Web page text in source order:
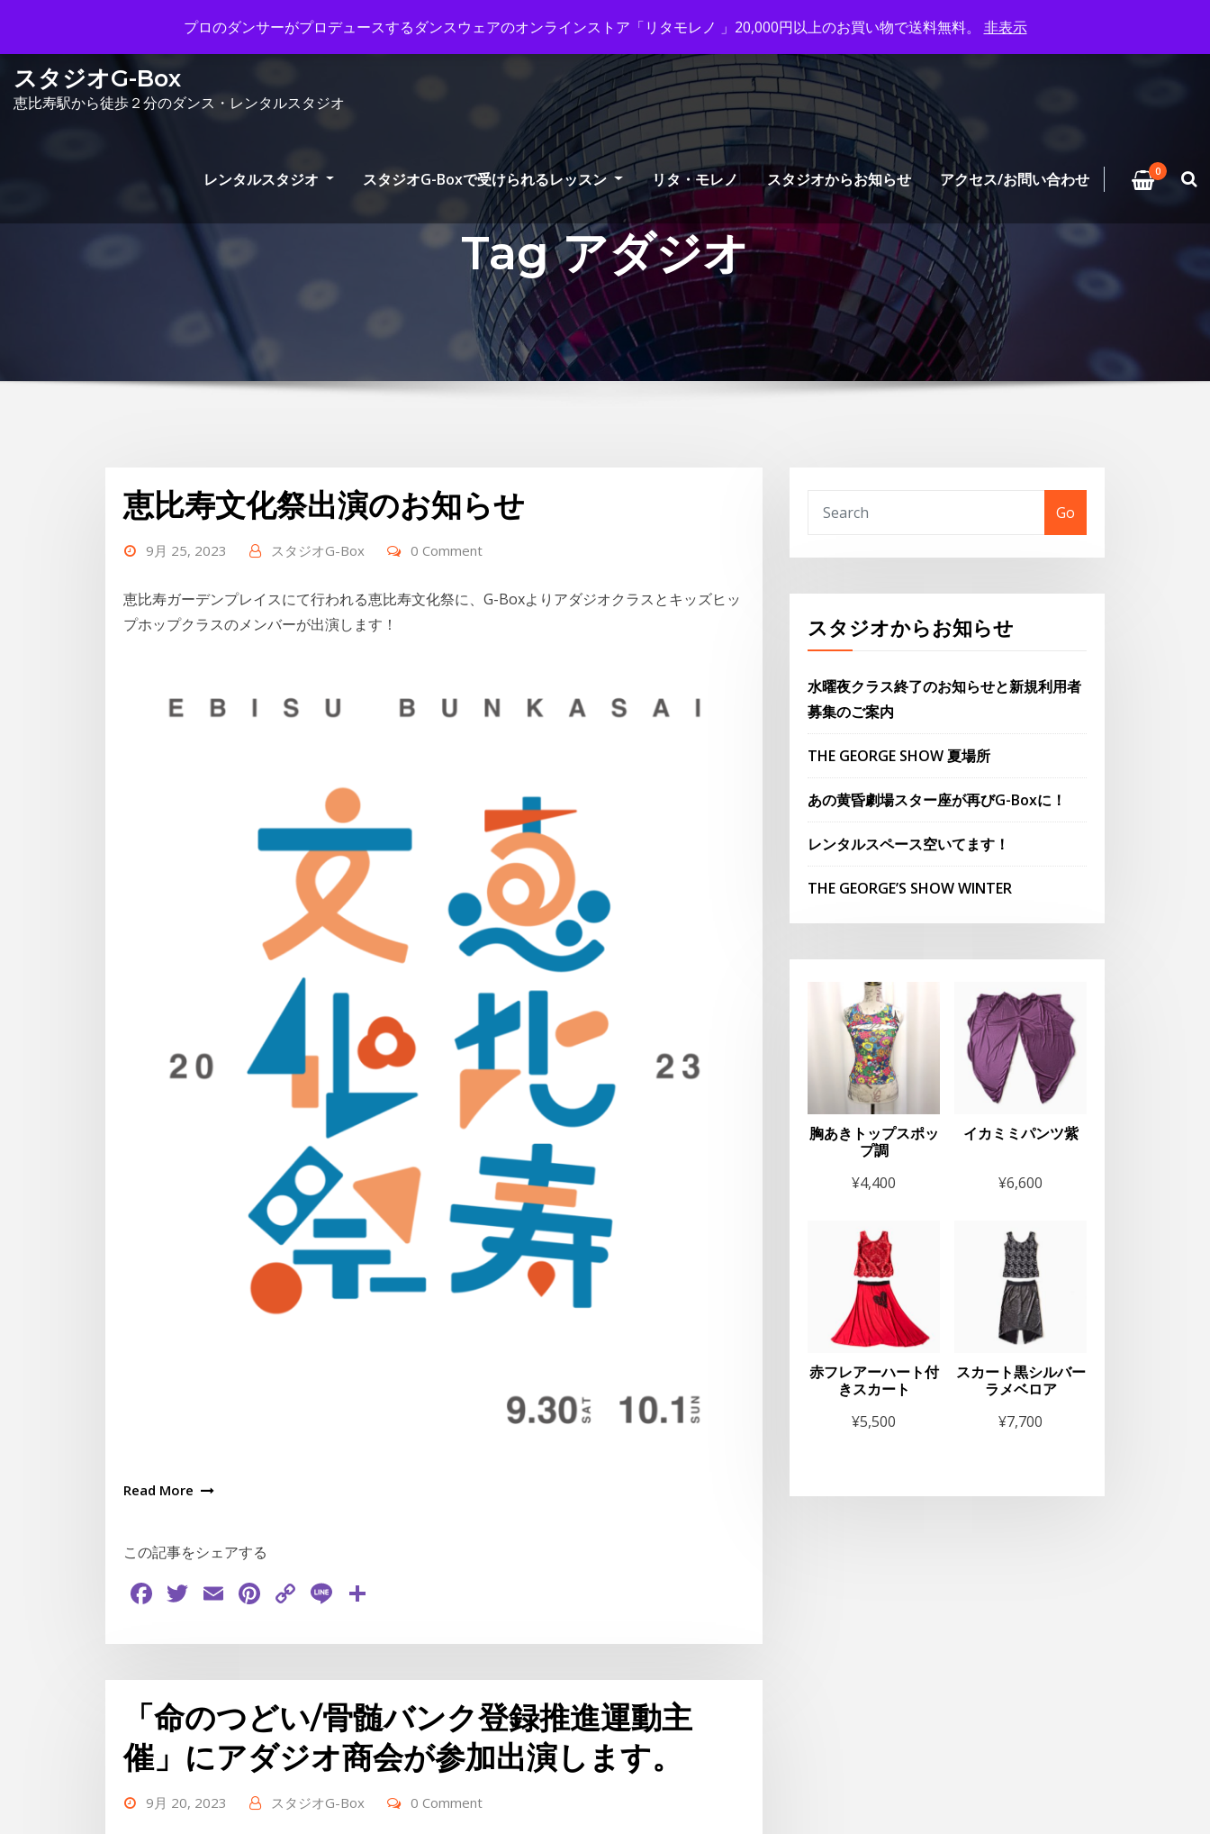
Mon - Sun 10.00 - 23.00 info@gbox-tango.com +03-6231-0170
スタジオG-Box
恵比寿駅から徒歩２分のダンス・レンタルスタジオ
レンタルスタジオ スタジオG-Boxで受けられるレッスン リタ・モレノ スタジオからお知らせ アクセス/お問い合わせ 0
Tag アダジオ
恵比寿文化祭出演のお知らせ
9月 25, 2023 スタジオG-Box 0 Comment
恵比寿ガーデンプレイスにて行われる恵比寿文化祭に、G-Boxよりアダジオクラスとキッズヒッ
プホップクラスのメンバーが出演します！
Read More
この記事をシェアする
Facebook
Twitter
EmailPinterest
Copy
Line
「命のつどい/骨髄バンク登録推進運動主
催」にアダジオ商会が参加出演します。
9月 20, 2023 スタジオG-Box 0 Comment
Go
スタジオからお知らせ
水曜夜クラス終了のお知らせと新規利用者
募集のご案内
THE GEORGE SHOW 夏場所
あの黄昏劇場スター座が再びG-Boxに！
レンタルスペース空いてます！
THE GEORGE’S SHOW WINTER
胸あきトップスポッ
プ調
¥4,400
イカミミパンツ紫
¥6,600
赤フレアーハート付
きスカート
¥5,500
スカート黒シルバー
ラメベロア
¥7,700
プロのダンサーがプロデュースするダンスウェアのオンラインストア「リタモレノ 」20,000円以上のお買い物で送料無料。 非表示